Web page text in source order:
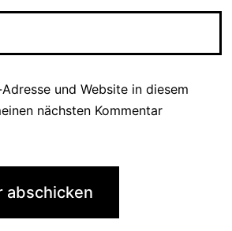
und Website in diesem
nächsten Kommentar